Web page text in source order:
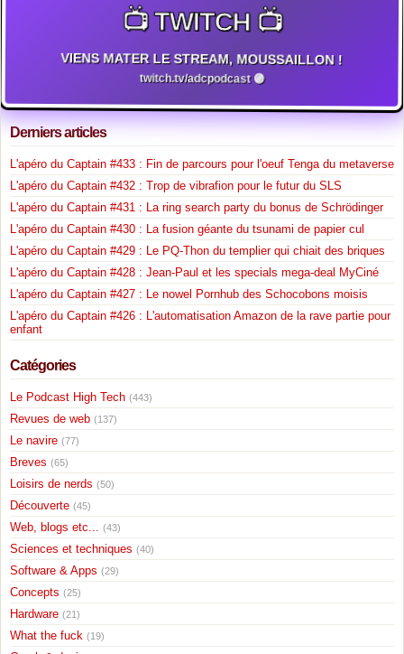
📺 TWITCH 📺
VIENS MATER LE STREAM, MOUSSAILLON !
twitch.tv/adcpodcast 🟣
Derniers articles
L'apéro du Captain #433 : Fin de parcours pour l'oeuf Tenga du metaverse
L'apéro du Captain #432 : Trop de vibrafion pour le futur du SLS
L'apéro du Captain #431 : La ring search party du bonus de Schrödinger
L'apéro du Captain #430 : La fusion géante du tsunami de papier cul
L'apéro du Captain #429 : Le PQ-Thon du templier qui chiait des briques
L'apéro du Captain #428 : Jean-Paul et les specials mega-deal MyCiné
L'apéro du Captain #427 : Le nowel Pornhub des Schocobons moisis
L'apéro du Captain #426 : L'automatisation Amazon de la rave partie pour
enfant
Catégories
Le Podcast High Tech (443)
Revues de web (137)
Le navire (77)
Breves (65)
Loisirs de nerds (50)
Découverte (45)
Web, blogs etc... (43)
Sciences et techniques (40)
Software & Apps (29)
Concepts (25)
Hardware (21)
What the fuck (19)